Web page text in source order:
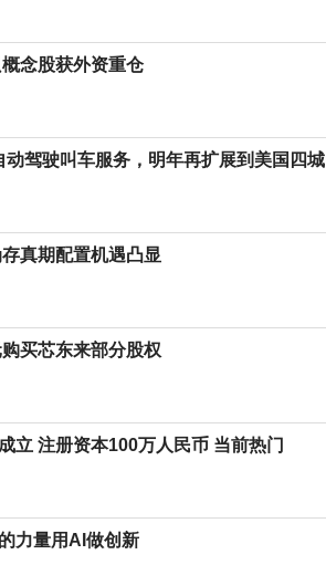
念股获外资重仓
驾驶叫车服务，明年再扩展到美国四城
真期配置机遇凸显
买芯东来部分股权
立 注册资本100万人民币 当前热门
力量用AI做创新